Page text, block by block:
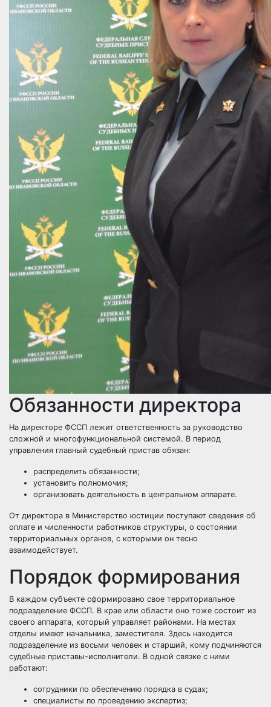
Обязанности директора
На директоре ФССП лежит ответственность за руководство
сложной и многофункциональной системой. В период
управления главный судебный пристав обязан:
распределить обязанности;
установить полномочия;
организовать деятельность в центральном аппарате.
От директора в Министерство юстиции поступают сведения об
оплате и численности работников структуры, о состоянии
территориальных органов, с которыми он тесно
взаимодействует.
Порядок формирования
В каждом субъекте сформировано свое территориальное
подразделение ФССП. В крае или области оно тоже состоит из
своего аппарата, который управляет районами. На местах
отделы имеют начальника, заместителя. Здесь находится
подразделение из восьми человек и старший, кому подчиняются
судебные приставы-исполнители. В одной связке с ними
работают:
сотрудники по обеспечению порядка в судах;
специалисты по проведению экспертиз;